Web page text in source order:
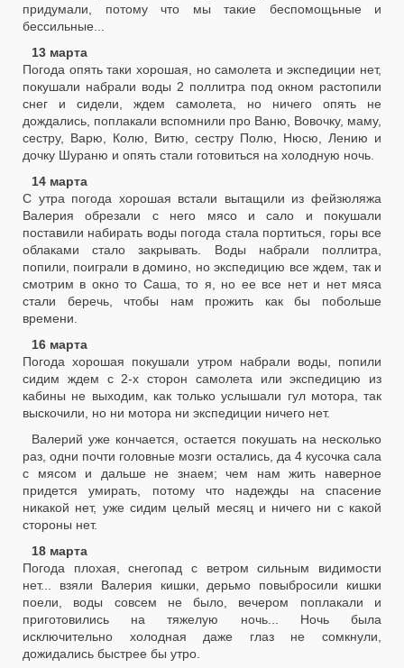
придумали, потому что мы такие беспомощьные и
бессильные...
13 марта
Погода опять таки хорошая, но самолета и экспедиции нет,
покушали набрали воды 2 поллитра под окном растопили
снег и сидели, ждем самолета, но ничего опять не
дождались, поплакали вспомнили про Ваню, Вовочку, маму,
сестру, Варю, Колю, Витю, сестру Полю, Нюсю, Лению и
дочку Шураню и опять стали готовиться на холодную ночь.
14 марта
С утра погода хорошая встали вытащили из фейзюляжа
Валерия обрезали с него мясо и сало и покушали
поставили набирать воды погода стала портиться, горы все
облаками стало закрывать. Воды набрали поллитра,
попили, поиграли в домино, но экспедицию все ждем, так и
смотрим в окно то Саша, то я, но ее все нет и нет мяса
стали беречь, чтобы нам прожить как бы побольше
времени.
16 марта
Погода хорошая покушали утром набрали воды, попили
сидим ждем с 2-х сторон самолета или экспедицию из
кабины не выходим, как только услышали гул мотора, так
выскочили, но ни мотора ни экспедиции ничего нет.
Валерий уже кончается, остается покушать на несколько
раз, одни почти головные мозги остались, да 4 кусочка сала
с мясом и дальше не знаем; чем нам жить наверное
придется умирать, потому что надежды на спасение
никакой нет, уже сидим целый месяц и ничего ни с какой
стороны нет.
18 марта
Погода плохая, снегопад с ветром сильным видимости
нет... взяли Валерия кишки, дерьмо повыбросили кишки
поели, воды совсем не было, вечером поплакали и
приготовились на тяжелую ночь... Ночь была
исключительно холодная даже глаз не сомкнули,
дожидались быстрее бы утро.